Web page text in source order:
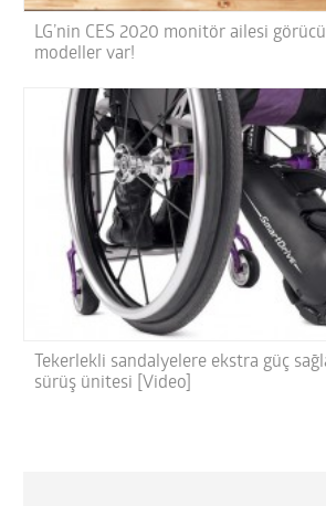
LG’nin CES 2020 monitör ailesi
modeller var!
Tekerlekli sandalyelere ekstra güç
sürüş ünitesi [Video]